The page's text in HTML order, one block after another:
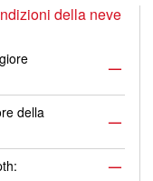
della neve
—
della
—
—